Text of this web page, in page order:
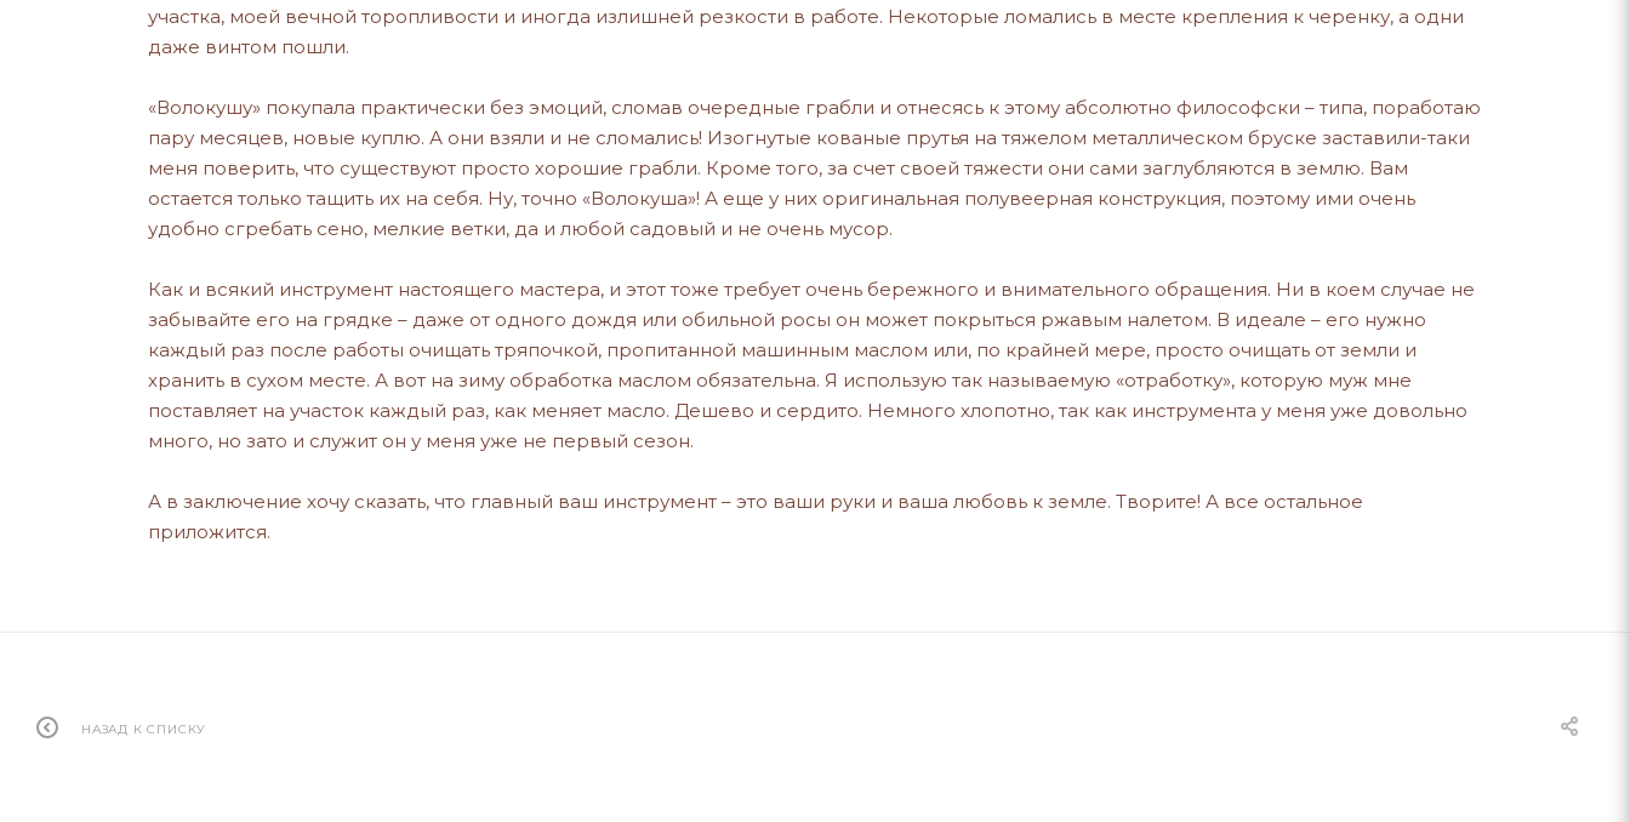
участка, моей вечной торопливости и иногда излишней резкости в работе. Некоторые ломались в месте крепления к черенку, а одни
даже винтом пошли.
«Волокушу» покупала практически без эмоций, сломав очередные грабли и отнесясь к этому абсолютно философски – типа, поработаю
пару месяцев, новые куплю. А они взяли и не сломались! Изогнутые кованые прутья на тяжелом металлическом бруске заставили-таки
меня поверить, что существуют просто хорошие грабли. Кроме того, за счет своей тяжести они сами заглубляются в землю. Вам
остается только тащить их на себя. Ну, точно «Волокуша»! А еще у них оригинальная полувеерная конструкция, поэтому ими очень
удобно сгребать сено, мелкие ветки, да и любой садовый и не очень мусор.
Как и всякий инструмент настоящего мастера, и этот тоже требует очень бережного и внимательного обращения. Ни в коем случае не
забывайте его на грядке – даже от одного дождя или обильной росы он может покрыться ржавым налетом. В идеале – его нужно
каждый раз после работы очищать тряпочкой, пропитанной машинным маслом или, по крайней мере, просто очищать от земли и
хранить в сухом месте. А вот на зиму обработка маслом обязательна. Я использую так называемую «отработку», которую муж мне
поставляет на участок каждый раз, как меняет масло. Дешево и сердито. Немного хлопотно, так как инструмента у меня уже довольно
много, но зато и служит он у меня уже не первый сезон.
А в заключение хочу сказать, что главный ваш инструмент – это ваши руки и ваша любовь к земле. Творите! А все остальное
приложится.
НАЗАД К СПИСКУ